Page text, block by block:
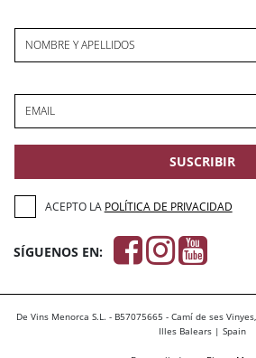
NOMBRE Y APELLIDOS
EMAIL
SUSCRIBIR
ACEPTO LA POLÍTICA DE PRIVACIDAD
SÍGUENOS EN:
De Vins Menorca S.L. - B57075665 - Camí de ses
Illes Balears | Spain